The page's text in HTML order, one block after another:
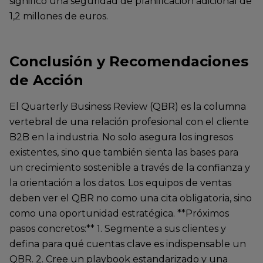
1,2 millones de euros.
Conclusión y Recomendaciones
de Acción
El Quarterly Business Review (QBR) es la columna
vertebral de una relación profesional con el cliente
B2B en la industria. No solo asegura los ingresos
existentes, sino que también sienta las bases para
un crecimiento sostenible a través de la confianza y
la orientación a los datos. Los equipos de ventas
deben ver el QBR no como una cita obligatoria, sino
como una oportunidad estratégica. **Próximos
pasos concretos:** 1. Segmente a sus clientes y
defina para qué cuentas clave es indispensable un
QBR. 2. Cree un playbook estandarizado y una